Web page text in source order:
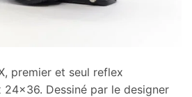
premier et seul reflex
24×36. Dessiné par le designer